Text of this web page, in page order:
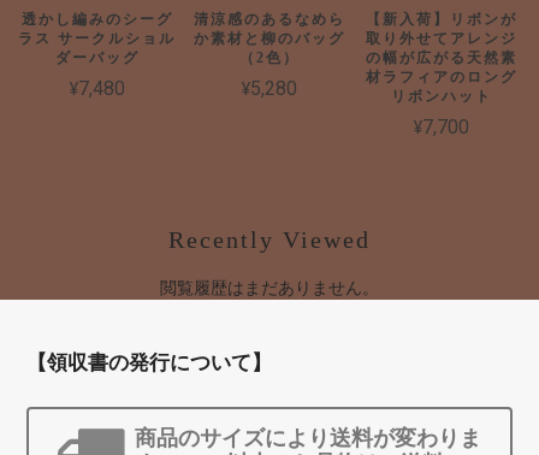
透かし編みのシーグ
ラス サークルショル
ダーバッグ
¥7,480
清涼感のあるなめら
か素材と柳のバッグ
（2色）
¥5,280
【新入荷】リボンが
取り外せてアレンジ
の幅が広がる天然素
材ラフィアのロング
リボンハット
¥7,700
Recently Viewed
閲覧履歴はまだありません。
【領収書の発行について】
商品のサイズにより送料が変わりま